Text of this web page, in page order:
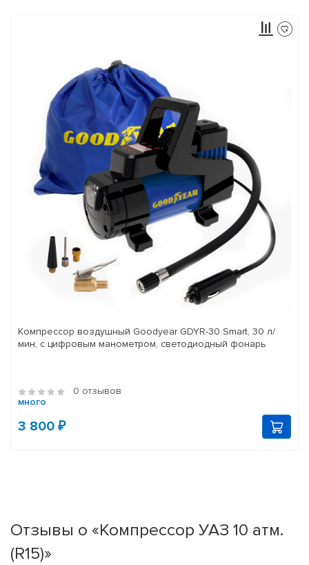
Компрессор воздушный Goodyear GDYR-30 Smart, 30 л/
мин, с цифровым манометром, светодиодный фонарь
0 отзывов
много
3 800 ₽
Отзывы о «Компрессор УАЗ 10 атм.
(R15)»